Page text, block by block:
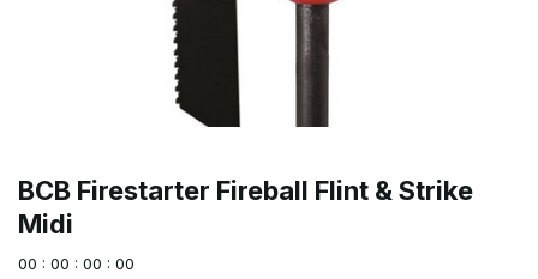
BCB Firestarter Fireball Flint & Strike
Midi
00 : 00 : 00 : 00